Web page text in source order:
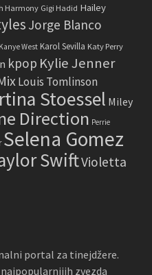
Harmony Gigi Hadid Hailey
Jorge Blanco
Kanye West Karol Sevilla Katy Perry
kpop Kylie Jenner
Louis Tomlinson
Stoessel Miley
Direction Perrie
Selena Gomez
SwiftVioletta
portal za tinejdžere.
zvezda